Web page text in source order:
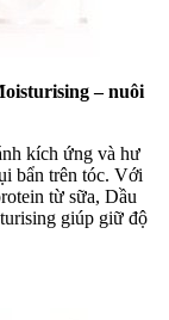
– nuôi
kích ứng và hư
bẩn trên tóc. Với
từ sữa, Dầu
giúp giữ độ